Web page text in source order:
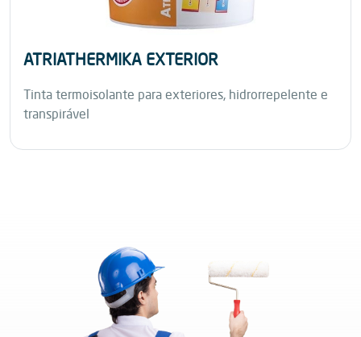
ATRIATHERMIKA EXTERIOR
Tinta termoisolante para exteriores, hidrorrepelente e
transpirável